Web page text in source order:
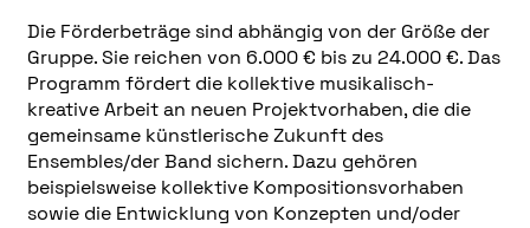
Die Förderbeträge sind abhängig von der Größe der
Gruppe. Sie reichen von 6.000 € bis zu 24.000 €. Das
Programm fördert die kollektive musikalisch-
kreative Arbeit an neuen Projektvorhaben, die die
gemeinsame künstlerische Zukunft des
Ensembles/der Band sichern. Dazu gehören
beispielsweise kollektive Kompositionsvorhaben
sowie die Entwicklung von Konzepten und/oder